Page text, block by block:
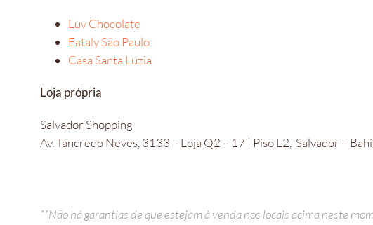
Luv Chocolate
Eataly São Paulo
Casa Santa Luzia
Loja própria
Salvador Shopping​
Av. Tancredo Neves, 3133 – Loja Q2 – 17 | Piso L2, Salvador –
**Não há garantias de que estejam à venda nos locais acima neste